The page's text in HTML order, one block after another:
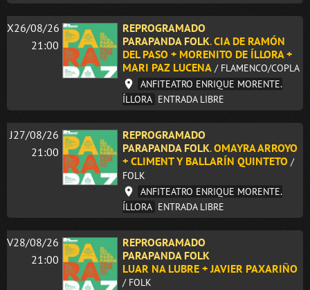
X26/08/26
21:00
REPROGRAMADO
PARAPANDA FOLK.CIA DE RAMÓN
DEL PASO + MORENITO DE ÍLLORA +
MARI PAZ LUCENA / FLAMENCO/COPLA
ANFITEATRO ENRIQUE MORENTE.
ÍLLORA ENTRADA LIBRE
J27/08/26
21:00
REPROGRAMADO
PARAPANDA FOLK.OMAYRA ARROYO
+ CLIMENT Y BALLARÍN QUINTETO /
FOLK
ANFITEATRO ENRIQUE MORENTE.
ÍLLORA ENTRADA LIBRE
V28/08/26
21:00
REPROGRAMADO
PARAPANDA FOLK
LUAR NA LUBRE + JAVIER PAXARIÑO
/ FOLK